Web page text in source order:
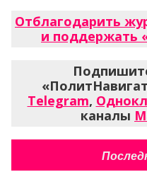
Отблагодарить
и поддержать
Telegram,
каналы